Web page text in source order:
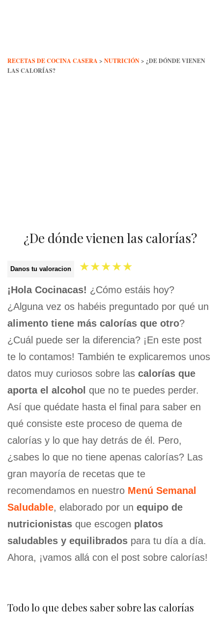
RECETAS DE COCINA CASERA > NUTRICIÓN> ¿DE DÓNDE VIENEN
LAS CALORÍAS?
¿De dónde vienen las calorías?
Danos tu valoracion ★★★★★
¡Hola Cocinacas! ¿Cómo estáis hoy?
¿Alguna vez os habéis preguntado por qué un
alimento tiene más calorías que otro?
¿Cuál puede ser la diferencia? ¡En este post
te lo contamos! También te explicaremos unos
datos muy curiosos sobre las calorías que
aporta el alcohol que no te puedes perder.
Así que quédate hasta el final para saber en
qué consiste este proceso de quema de
calorías y lo que hay detrás de él. Pero,
¿sabes lo que no tiene apenas calorías? Las
gran mayoría de recetas que te
recomendamos en nuestro Menú Semanal
Saludable, elaborado por un equipo de
nutricionistas que escogen platos
saludables y equilibrados para tu día a día.
Ahora, ¡vamos allá con el post sobre calorías!
Todo lo que debes saber sobre las calorías